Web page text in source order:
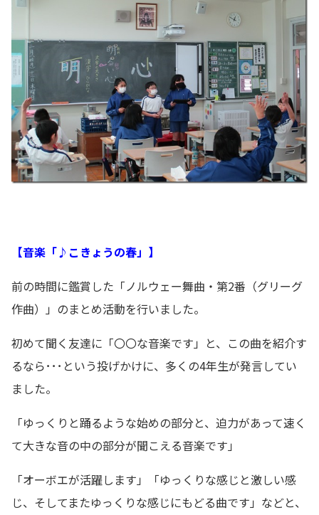
【音楽「♪こきょうの春」】
前の時間に鑑賞した「ノルウェー舞曲・第2番（グリーグ
作曲）」のまとめ活動を行いました。
初めて聞く友達に「〇〇な音楽です」と、この曲を紹介す
るなら･･･という投げかけに、多くの4年生が発言してい
ました。
「ゆっくりと踊るような始めの部分と、迫力があって速く
て大きな音の中の部分が聞こえる音楽です」
「オーボエが活躍します」「ゆっくりな感じと激しい感
じ、そしてまたゆっくりな感じにもどる曲です」などと、